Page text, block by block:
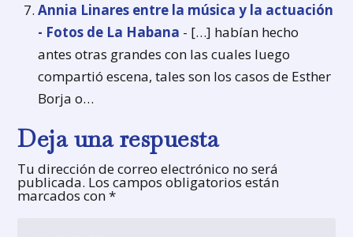
Annia Linares entre la música y la actuación
- Fotos de La Habana - […] habían hecho
antes otras grandes con las cuales luego
compartió escena, tales son los casos de Esther
Borja o…
Deja una respuesta
Tu dirección de correo electrónico no será
publicada. Los campos obligatorios están
marcados con*